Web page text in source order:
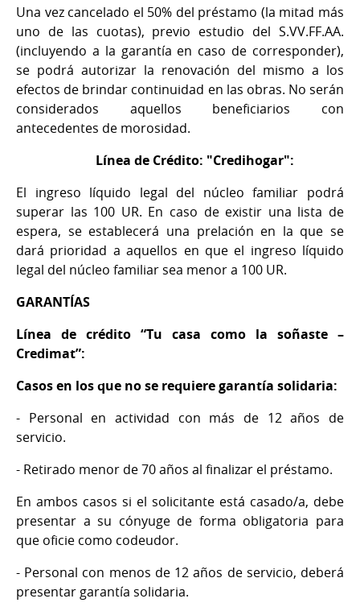
Una vez cancelado el 50% del préstamo (la mitad más
uno de las cuotas), previo estudio del S.VV.FF.AA.
(incluyendo a la garantía en caso de corresponder),
se podrá autorizar la renovación del mismo a los
efectos de brindar continuidad en las obras. No serán
considerados aquellos beneficiarios con
antecedentes de morosidad.
Línea de Crédito: "Credihogar":
El ingreso líquido legal del núcleo familiar podrá
superar las 100 UR. En caso de existir una lista de
espera, se establecerá una prelación en la que se
dará prioridad a aquellos en que el ingreso líquido
legal del núcleo familiar sea menor a 100 UR.
GARANTÍAS
Línea de crédito “Tu casa como la soñaste –
Credimat”:
Casos en los que no se requiere garantía solidaria:
- Personal en actividad con más de 12 años de
servicio.
- Retirado menor de 70 años al finalizar el préstamo.
En ambos casos si el solicitante está casado/a, debe
presentar a su cónyuge de forma obligatoria para
que oficie como codeudor.
- Personal con menos de 12 años de servicio, deberá
presentar garantía solidaria.